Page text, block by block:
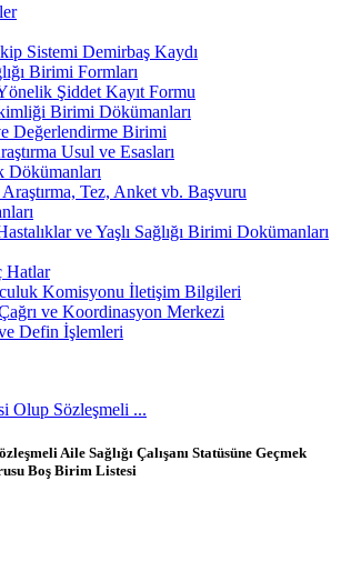
Sistemi Demirbaş Kaydı
Birimi Formları
Şiddet Kayıt Formu
Birimi Dökümanları
Değerlendirme Birimi
Usul ve Esasları
Dökümanları
Tez, Anket vb. Başvuru
ve Yaşlı Sağlığı Birimi Dokümanları
Hatlar
Komisyonu İletişim Bilgileri
Çağrı ve Koordinasyon Merkezi
Defin İşlemleri
Olup Sözleşmeli ...
Aile Sağlığı Çalışanı Statüsüne Geçmek
Boş Birim Listesi